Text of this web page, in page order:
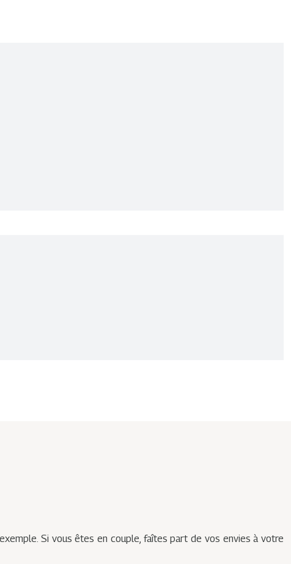
Si vous êtes en couple, faîtes part de vos envies à votre